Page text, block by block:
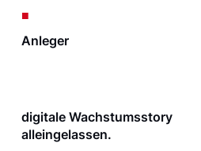
Anleger
digitale Wachstumsstory
alleingelassen.